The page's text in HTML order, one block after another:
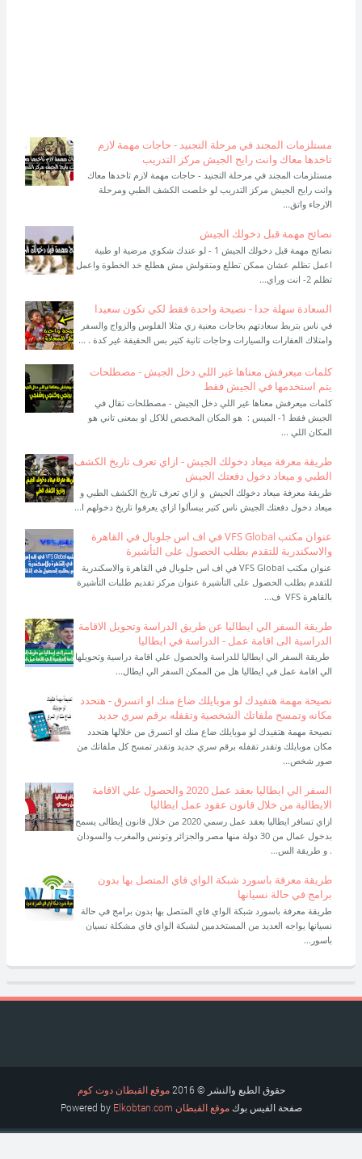
مستلزمات المجند في مرحلة التجنيد - حاجات مهمة لازم
تاخدها معاك وانت رايح الجيش مركز التدريب
مستلزمات المجند في مرحلة التجنيد - حاجات مهمة لازم تاخدها معاك
وانت رايح الجيش مركز التدريب لو خلصت الكشف الطبي ومرحلة
الارجاء واتق...
نصائح مهمة قبل دخولك الجيش
نصائح مهمة قبل دخولك الجيش 1 - لو عندك شكوي مرضية او طبية
اعمل تظلم عشان ممكن تطلع ومتقولش مش هطلع خد الخطوة واعمل
تظلم 2- انت وراي...
السعادة سهلة جدا - نصيحة واحدة فقط لكي تكون سعيدا
في ناس بتربط سعادتهم بحاجات معنية زي مثلا الفلوس والزواج والسفر
وامتلاك العقارات والسيارات وحاجات تانية كتير بس الحقيقة غير كدة . ...
كلمات ميعرفش معناها غير اللي دخل الجيش - مصطلحات
يتم استخدمها في الجيش فقط
كلمات ميعرفش معناها غير اللي دخل الجيش - مصطلحات تقال في
الجيش فقط 1- الميس : هو المكان المخصص للاكل او بمعنى تاني هو
المكان اللي ...
طريقة معرفة ميعاد دخولك الجيش - ازاي تعرف تاريخ الكشف
الطبي و ميعاد دخول دفعتك الجيش
طريقة معرفة ميعاد دخولك الجيش و ازاي تعرف تاريخ الكشف الطبي و
ميعاد دخول دفعتك الجيش ناس كتير بيسألوا ازاي يعرفوا تاريخ دخولهم ا...
عنوان مكتب VFS Global في اف اس جلوبال في القاهرة
والاسكندرية للتقدم بطلب الحصول على التأشيرة
عنوان مكتب VFS Global في اف اس جلوبال في القاهرة والاسكندرية
للتقدم بطلب الحصول على التأشيرة عنوان مركز تقديم طلبات التأشيرة
بالقاهرة VFS ف...
طريقة السفر الي ايطاليا عن طريق الدراسة وتحويل الاقامة
الدراسية الى اقامة عمل - الدراسة في ايطاليا
طريقة السفر الي ايطاليا للدراسة والحصول علي اقامة دراسية وتحويلها
الي اقامة عمل في ايطاليا هل من الممكن السفر الي ايطال...
نصيحة مهمة هتفيدك لو موبايلك ضاع منك او اتسرق - هتحدد
مكانه وتمسح ملفاتك الشخصية وتقفله برقم سري جديد
نصيحة مهمة هتفيدك لو موبايلك ضاع منك او اتسرق من خلالها هتحدد
مكان موبايلك وتقدر تقفله برقم سري جديد وتقدر تمسح كل ملفاتك من
صور شخص...
السفر الي ايطاليا بعقد عمل 2020 والحصول علي الاقامة
الايطالية من خلال قانون عقود عمل ايطاليا
ازاي تسافر ايطاليا بعقد عمل رسمي 2020 من خلال قانون إيطالى يسمح
بدخول عمال من 30 دولة منها مصر والجزائر وتونس والمغرب والسودان
. و طريقة الس...
طريقة معرفة باسورد شبكة الواي فاي المتصل بها بدون
برامج في حالة نسيانها
طريقة معرفة باسورد شبكة الواي فاي المتصل بها بدون برامج في حالة
نسيانها يواجه العديد من المستخدمين لشبكة الواي فاي مشكلة نسيان
باسور...
حقوق الطبع والنشر © 2016
موقع القبطان دوت كوم
صفحة الفيس بوكموقع القبطان Powered by Elkobtan.com